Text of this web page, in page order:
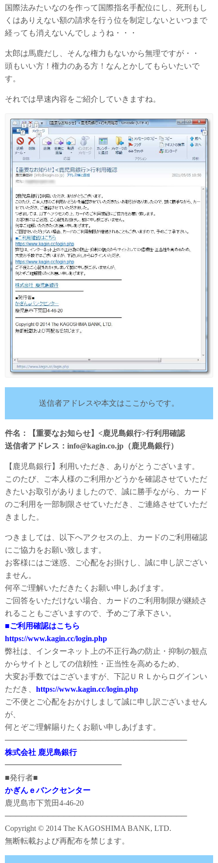
国際法みたいなのを作って国際指名手配位にし、死刑もし
くはありえない額の請求を行う位を制定しないといつまで
経っても消えないんでしょうね・・・
太郎は馬鹿だし、そんな権力もないから無理ですが・・
頭もいい方！権力のある方！なんとかしてもらいたいで
す。
それでは早速内容をご紹介していきますね。
送信者アドレスや本文はここからです。
件名：【重要なお知らせ】<鹿児島銀行>行利用確認
送信者アドレス：info@kagin.co.jp（鹿児島銀行）
【鹿児島銀行】利用いただき、ありがとうございます。
このたび、ご本人様のご利用かどうかを確認させていただ
きたいお取引がありましたので、誠に勝手ながら、カード
のご利用を一部制限させていただき、ご連絡させていただ
きました。
つきましては、以下へアクセスの上、カードのご利用確認
にご協力をお願い致します。
お客様にはご迷惑、ご心配をお掛けし、誠に申し訳ござい
ません。
何卒ご理解いただきたくお願い申しあげます。
ご回答をいただけない場合、カードのご利用制限が継続さ
れることもございますので、予めご了承下さい。
■ご利用確認はこちら
https://www.kagin.cc/login.php
弊社は、インターネット上の不正行為の防止・抑制の観点
からサイトとしての信頼性・正当性を高めるため、
大変お手数ではございますが、下記ＵＲＬからログインい
ただき、 https://www.kagin.cc/login.php
ご不便とご心配をおかけしまして誠に申し訳ございません
が、
何とぞご理解賜りたくお願い申しあげます。
──────────────────────────────────
株式会社 鹿児島銀行
━━━━━━━━━━━━━━━
■発行者■
かぎんｅバンクセンター
鹿児島市下荒田4-46-20
──────────────────────────────────
Copyright © 2014 The KAGOSHIMA BANK, LTD.
無断転載および再配布を禁じます。